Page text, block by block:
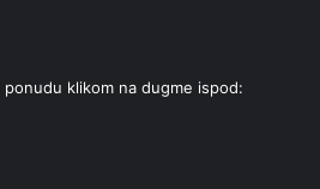
klikom na dugme ispod: